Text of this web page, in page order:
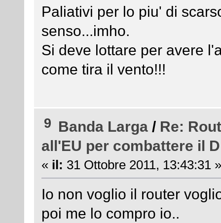
Paliativi per lo piu' di
senso...imho.
Si deve lottare per avere
come tira il vento!!!
9 Banda Larga / Re:
all'EU per combattere il
« il: 31 Ottobre 2011, 13:43:31 »
Io non voglio il router
poi me lo compro io..